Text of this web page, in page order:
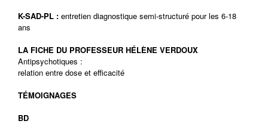
K-SAD-PL : entretien diagnostique semi-structuré pour les 6-18
ans
LA FICHE DU PROFESSEUR HÉLÈNE VERDOUX
Antipsychotiques :
relation entre dose et efficacité
TÉMOIGNAGES
BD